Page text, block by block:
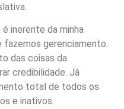
inerente da minha
fazemos gerenciamento.
das coisas da
credibilidade. Já
total de todos os
e inativos.